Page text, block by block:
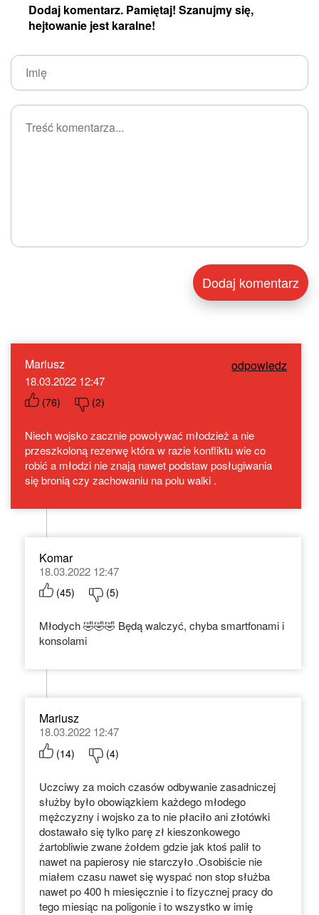
Dodaj komentarz. Pamiętaj! Szanujmy się,
hejtowanie jest karalne!
Mariusz odpowiedz
18.03.2022 12:47
(76) (2)
Niech wojsko zacznie powoływać młodzież a nie
przeszkoloną rezerwę która w razie konfliktu wie co
robić a młodzi nie znają nawet podstaw posługiwania
się bronią czy zachowaniu na polu walki .
Komar
18.03.2022 12:47
(45) (5)
Młodych 🤣🤣🤣 Będą walczyć, chyba smartfonami i
konsolami
Mariusz
18.03.2022 12:47
(14) (4)
Uczciwy za moich czasów odbywanie zasadniczej
służby było obowiązkiem każdego młodego
mężczyzny i wojsko za to nie płaciło ani złotówki
dostawało się tylko parę zł kieszonkowego
żartobliwie zwane żołdem gdzie jak ktoś palił to
nawet na papierosy nie starczyło .Osobiście nie
miałem czasu nawet się wyspać non stop służba
nawet po 400 h miesięcznie i to fizycznej pracy do
tego miesiąc na poligonie i to wszystko w imię